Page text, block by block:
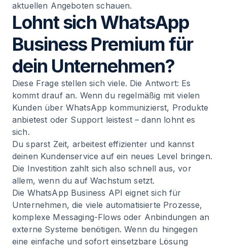
aktuellen Angeboten schauen.
Lohnt sich WhatsApp
Business Premium für
dein Unternehmen?
Diese Frage stellen sich viele. Die Antwort: Es
kommt drauf an. Wenn du regelmäßig mit vielen
Kunden über WhatsApp kommunizierst, Produkte
anbietest oder Support leistest – dann lohnt es
sich.
Du sparst Zeit, arbeitest effizienter und kannst
deinen Kundenservice auf ein neues Level bringen.
Die Investition zahlt sich also schnell aus, vor
allem, wenn du auf Wachstum setzt.
Die WhatsApp Business API eignet sich für
Unternehmen, die viele automatisierte Prozesse,
komplexe Messaging-Flows oder Anbindungen an
externe Systeme benötigen. Wenn du hingegen
eine einfache und sofort einsetzbare Lösung